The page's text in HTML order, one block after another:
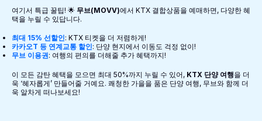
여기서 특급 꿀팁! 🌟 무브(MOVV)에서 KTX 결합상품을 예매하면, 다양한 혜
택을 누릴 수 있답니다.
최대 15% 선할인: KTX 티켓을 더 저렴하게!
카카오T 등 연계교통 할인: 단양 현지에서 이동도 걱정 없이!
무브 이용권: 여행의 편의를 더해줄 추가 혜택까지!
이 모든 감탄 혜택을 모으면 최대 50%까지 누릴 수 있어, KTX 단양 여행을 더
욱 ‘혜자롭게’ 만들어줄 거예요. 쾌청한 가을을 품은 단양 여행, 무브와 함께 더
욱 알차게 떠나보세요!